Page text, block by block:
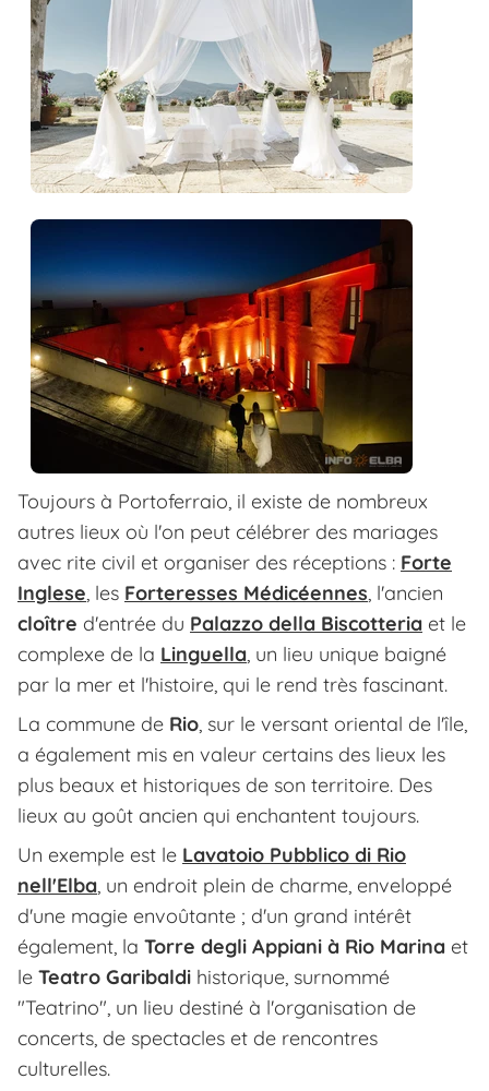
Toujours à Portoferraio, il existe de nombreux
autres lieux où l'on peut célébrer des mariages
avec rite civil et organiser des réceptions : Forte
Inglese, les Forteresses Médicéennes, l'ancien
cloître d'entrée du Palazzo della Biscotteria et le
complexe de la Linguella, un lieu unique baigné
par la mer et l'histoire, qui le rend très fascinant.
La commune de Rio, sur le versant oriental de l'île,
a également mis en valeur certains des lieux les
plus beaux et historiques de son territoire. Des
lieux au goût ancien qui enchantent toujours.
Un exemple est le Lavatoio Pubblico di Rio
nell'Elba, un endroit plein de charme, enveloppé
d'une magie envoûtante ; d'un grand intérêt
également, la Torre degli Appiani à Rio Marina et
le Teatro Garibaldi historique, surnommé
"Teatrino", un lieu destiné à l'organisation de
concerts, de spectacles et de rencontres
culturelles.